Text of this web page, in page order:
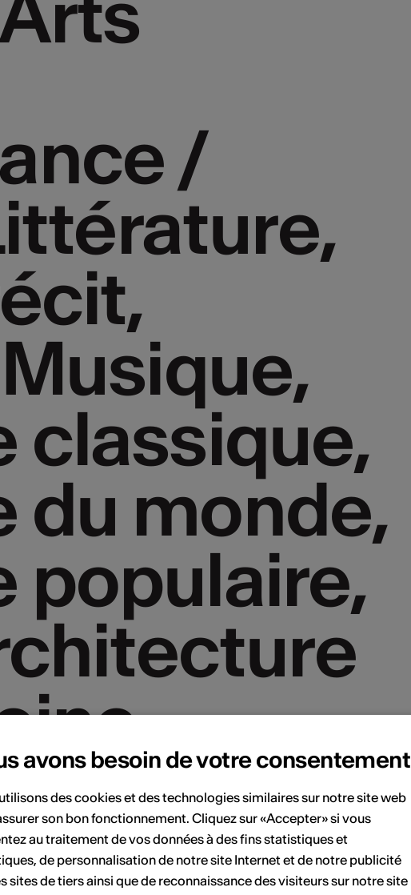
/
classique,
du monde,
populaire,
/
classique,
du monde,
populaire,
avons besoin de votre consentement
des cookies et des technologies similaires sur notre site web
son bon fonctionnement. Cliquez sur «Accepter» si vous
au traitement de vos données à des fins statistiques et
de personnalisation de notre site Internet et de notre publicité
sites de tiers ainsi que de reconnaissance des visiteurs sur notre site